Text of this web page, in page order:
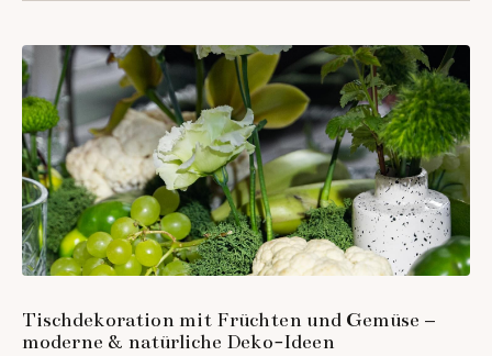
Tischdekoration mit Früchten und Gemüse –
moderne & natürliche Deko-Ideen